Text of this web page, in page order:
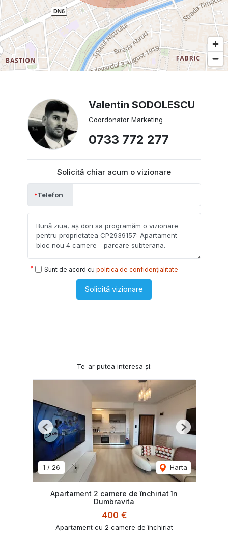
Valentin SODOLESCU
Coordonator Marketing
0733 772 277
Solicită chiar acum o vizionare
Telefon
Sunt de acord cu politica de confidențialitate
Solicită vizionare
Te-ar putea interesa și:
1 / 26 Harta
Previous Next
Apartament 2 camere de închiriat în
Dumbravita
400 €
Apartament cu 2 camere de închiriat